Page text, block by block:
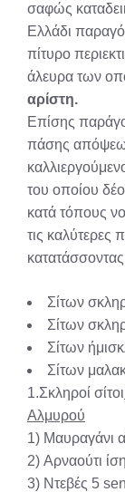
σαφώς
Ελλάδι
πίτυρο
άλευρα των
αρίστη.
Επίσης
πάσης
του οποίου
κατά τόπους
τις καλύτερες
Σίτων
Σίτων
Σίτων
Σίτων
1.Σκληροί σίτοι
Αλμυρού
1) Μαυραγάνι
2) Αρναούτι
3) Ντεβές 5